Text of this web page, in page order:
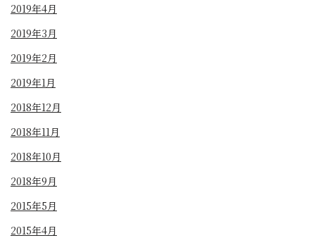
2019年4月
2019年3月
2019年2月
2019年1月
2018年12月
2018年11月
2018年10月
2018年9月
2015年5月
2015年4月